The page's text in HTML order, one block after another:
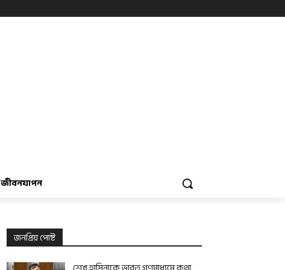
জীবনযাপন
জনপ্রিয় পোষ্ট